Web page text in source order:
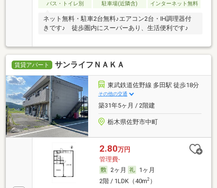
バス・トイレ別
駐車場(近隣含) インターネット無料
ネット無料・駐車2台無料♪エアコン2台・IH調理器付
きです♪ 徒歩圏内にスーパーあり、生活便利です♪
賃貸アパート サンライフＮＡＫＡ
東武鉄道佐野線 多田駅 徒歩18分
その他の交通
築31年5ヶ月 / 2階建
栃木県佐野市中町
2.80万円
管理費-
2ヶ月
1ヶ月
2階 / 1LDK（40m2）